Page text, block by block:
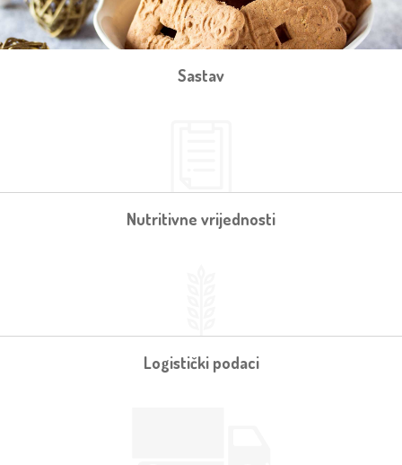
Sastav
Nutritivne vrijednosti
Logistički podaci